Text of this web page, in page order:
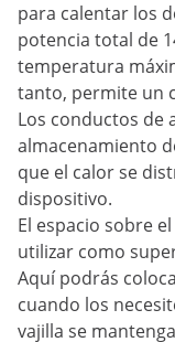
para calentar los
potencia total de
temperatura
tanto, permite un
Los conductos de
almacenamiento
que el calor se
dispositivo.
El espacio sobre
utilizar como
Aquí podrás
cuando los
vajilla se